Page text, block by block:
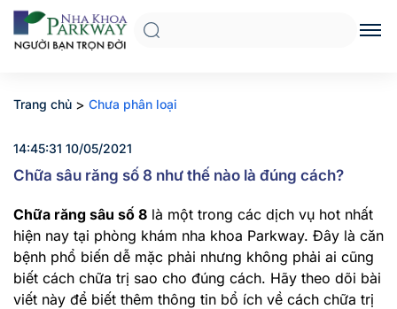
Trang chủ > Chưa phân loại
14:45:31 10/05/2021
Chữa sâu răng số 8 như thế nào là đúng cách?
Chữa răng sâu số 8 là một trong các dịch vụ hot nhất
hiện nay tại phòng khám nha khoa Parkway. Đây là căn
bệnh phổ biến dễ mặc phải nhưng không phải ai cũng
biết cách chữa trị sao cho đúng cách. Hãy theo dõi bài
viết này để biết thêm thông tin bổ ích về cách chữa trị